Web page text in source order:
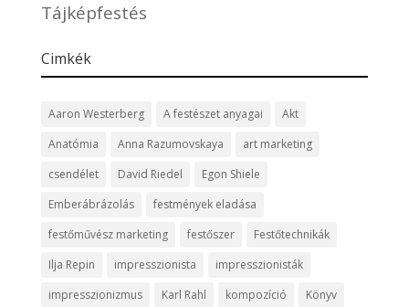
Tájképfestés
Cimkék
Aaron Westerberg A festészet anyagai
Akt
Anatómia
Anna Razumovskaya
art marketing
csendélet
David Riedel
Egon Shiele
Emberábrázolás
festmények eladása
festőművész marketing
festőszer
Festőtechnikák
Ilja Repin
impresszionista
impresszionisták
impresszionizmus
Karl Rahl kompozíció
Könyv